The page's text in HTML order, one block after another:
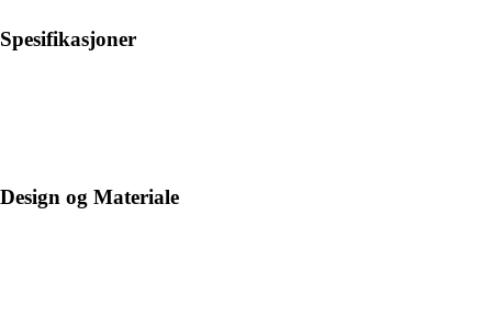
Spesifikasjoner
Design og Materiale